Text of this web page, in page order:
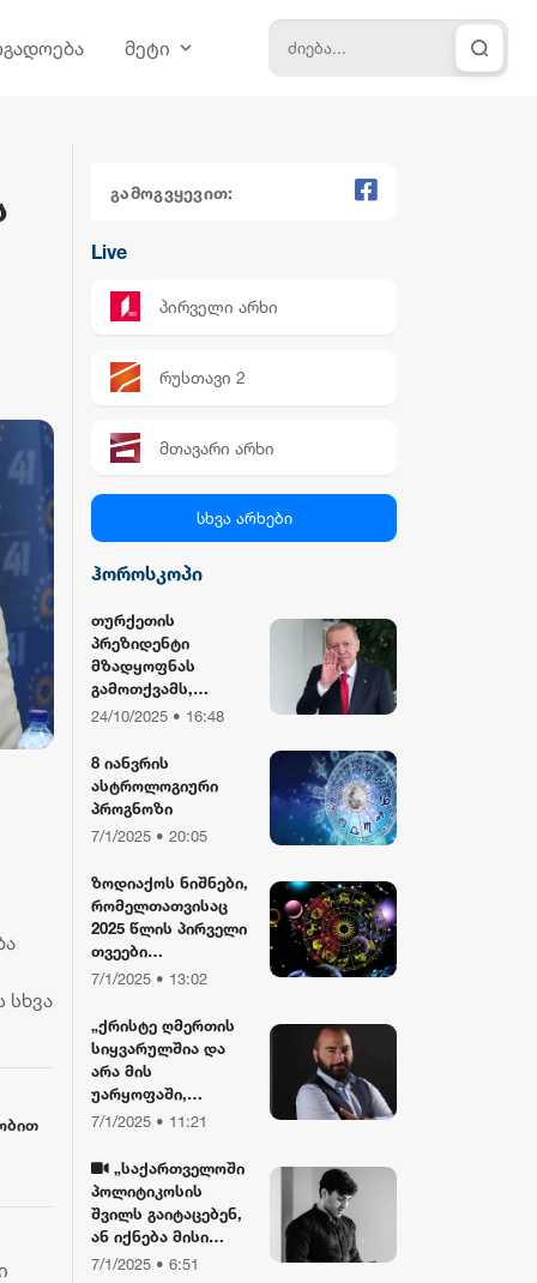
მეტი
სხვა
გამოგვყევით:
Live
პირველი არხი
რუსთავი 2
მთავარი არხი
პალიტრა News
სილქ უნივერსალი
TV პირველი
რიონი
სხვა არხები
ჰოროსკოპი
თურქეთის
პრეზიდენტი
მზადყოფნას
გამოთქვამს,
რუსეთისა და აშშ-
მასპინძლობისთვის
24/10/2025 • 16:48
8 იანვრის
ასტროლოგიური
პროგნოზი
7/1/2025 • 20:05
ზოდიაქოს ნიშნები,
რომელთათვისაც
2025 წლის პირველი
თვეები
განსაკუთრებით
იქნება
7/1/2025 • 13:02
„ქრისტე ღმერთის
სიყვარულშია და
არა მის
უარყოფაში,
ბიბლიასთან და
გიორგი ლობჯანიძე
შობის
დღესასწაულზე
7/1/2025 • 11:21
„საქართველოში
პოლიტიკოსის
შვილს გაიტაცებენ,
ან იქნება მისი
სიკვდილი... ბანკზე
7/1/2025 • 6:51